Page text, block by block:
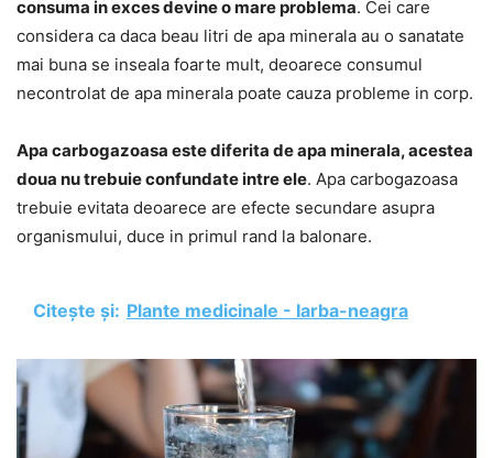
consuma in exces devine o mare problema. Cei care
considera ca daca beau litri de apa minerala au o sanatate
mai buna se inseala foarte mult, deoarece consumul
necontrolat de apa minerala poate cauza probleme in corp.
Apa carbogazoasa este diferita de apa minerala, acestea
doua nu trebuie confundate intre ele. Apa carbogazoasa
trebuie evitata deoarece are efecte secundare asupra
organismului, duce in primul rand la balonare.
Citește și: Plante medicinale - Iarba-neagra